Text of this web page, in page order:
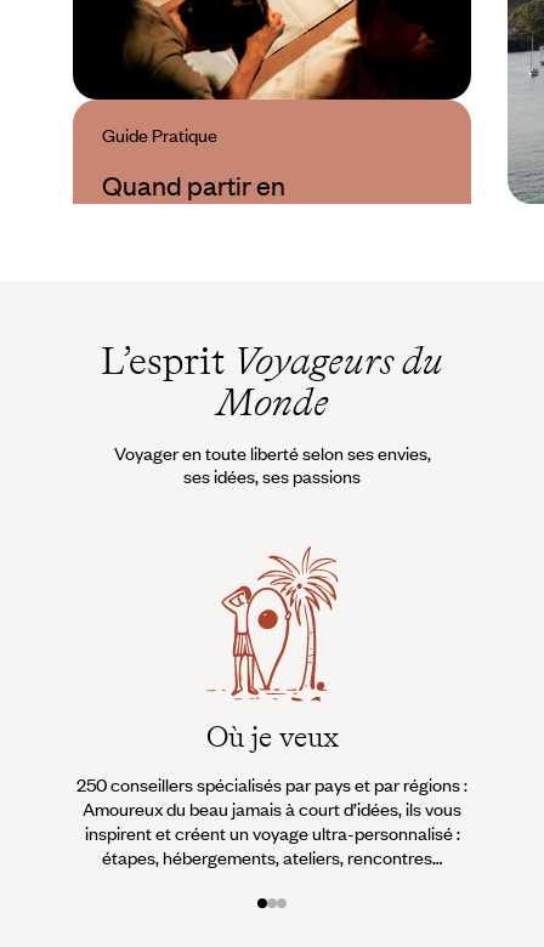
Guide Pratique
Quand partir en
L’esprit Voyageurs du
Monde
Voyager en toute liberté selon ses envies,
ses idées, ses passions
Où je veux
250 conseillers spécialisés par pays et par régions :
Amoureux du beau jamais à court d’idées, ils vous
inspirent et créent un voyage ultra-personnalisé :
étapes, hébergements, ateliers, rencontres…